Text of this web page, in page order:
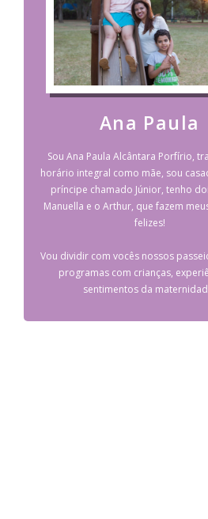
Ana Paula
Sou Ana Paula Alcântara Porfírio,
horário integral como mãe, sou
príncipe chamado Júnior, tenho
Manuella e o Arthur, que fazem
felizes!
Vou dividir com vocês nossos
programas com crianças,
sentimentos da